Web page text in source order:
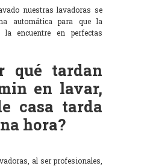
nuestras lavadoras se
automática para que la
la encuentre en perfectas
qué tardan
en lavar,
casa tarda
hora?
al ser profesionales,